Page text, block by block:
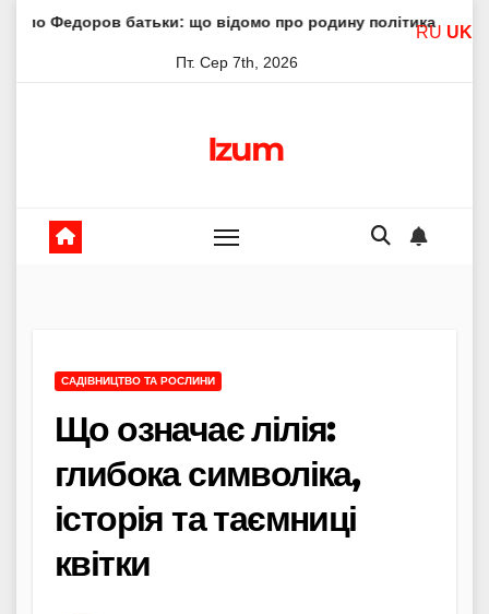
батьки: що відомо про родину політика Молитва
Пт. Сер 7th, 2026
Izum
САДІВНИЦТВО ТА РОСЛИНИ
Що означає лілія:
глибока символіка,
історія та таємниці
квітки
RU UK